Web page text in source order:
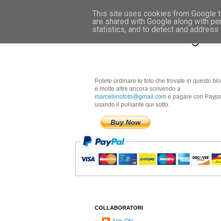
Marcellino
Potete ordinare le foto che trovate in questo
e molte altre ancora scrivendo a
marcellinofoto@gmail.com e pagare con
usando il pulsante qui sotto.
Buy Now
COLLABORATORI
This site uses cookies from Google
are shared with Google along with
statistics, and to detect and address